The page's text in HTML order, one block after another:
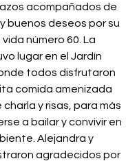
acompañados de
buenos deseos por su
número 60. La
lugar en el Jardín
todos disfrutaron
comida amenizada
y risas, para más
a bailar y convivir en
Alejandra y
agradecidos por